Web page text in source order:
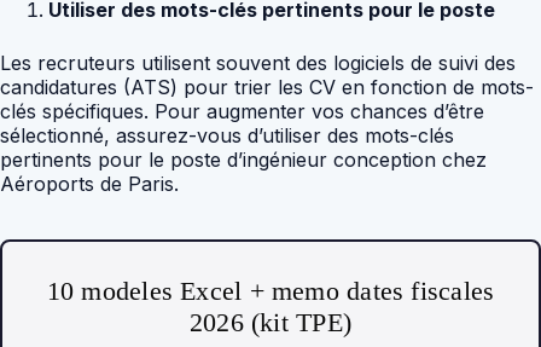
Utiliser des mots-clés pertinents pour le poste
Les recruteurs utilisent souvent des logiciels de suivi des
candidatures (ATS) pour trier les CV en fonction de mots-
clés spécifiques. Pour augmenter vos chances d’être
sélectionné, assurez-vous d’utiliser des mots-clés
pertinents pour le poste d’ingénieur conception chez
Aéroports de Paris.
10 modeles Excel + memo dates fiscales
2026 (kit TPE)